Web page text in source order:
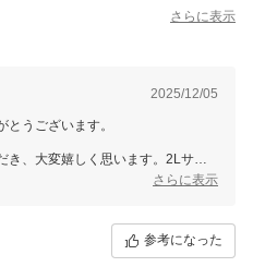
さらに表示
2025/12/05
とうございます。
、大変嬉しく思います。2Lサイ
ジックテープで調整できる点を評価
品をお届けできるよう努めてまいり
さらに表示
参考になった